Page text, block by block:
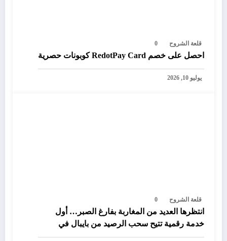
قلعة الشروح 0
احصل على خصم RedotPay Card كوبونات حصرية
يوليو 10, 2026
قلعة الشروح 0
انتظرها العديد من المغاربة بفارغ الصبر… أول
خدمة رقمية تتيح سحب الرصيد من بايبال في
المغرب